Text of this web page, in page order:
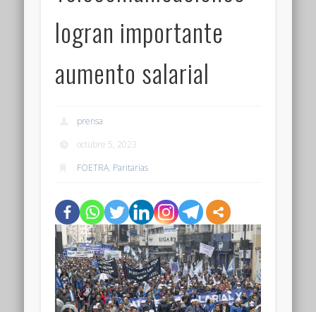
logran importante
aumento salarial
prensa
octubre 5, 2023
FOETRA, Paritarias